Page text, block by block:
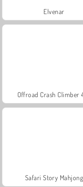
Elvenar
Offroad Crash Climber
Safari Story Mahjong